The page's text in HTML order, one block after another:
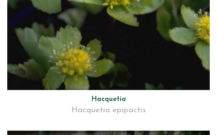
Hacquetia
Hacquetia epipactis